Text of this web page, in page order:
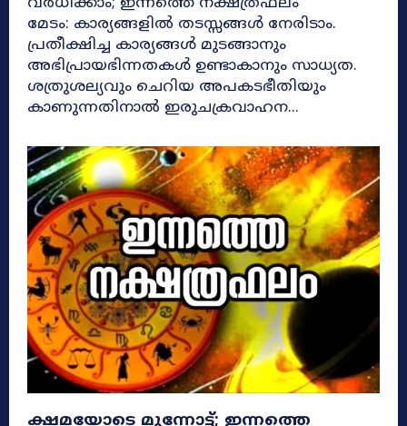
മേടം: കാര്യങ്ങളിൽ തടസ്സങ്ങൾ നേരിടാം.
പ്രതീക്ഷിച്ച കാര്യങ്ങൾ മുടങ്ങാനും
അഭിപ്രായഭിന്നതകൾ ഉണ്ടാകാനും സാധ്യത.
ശത്രുശല്യവും ചെറിയ അപകടഭീതിയും
കാണുന്നതിനാൽ ഇരുചക്രവാഹന...
ക്ഷമയോടെ മുന്നോട്ട്; ഇന്നത്തെ